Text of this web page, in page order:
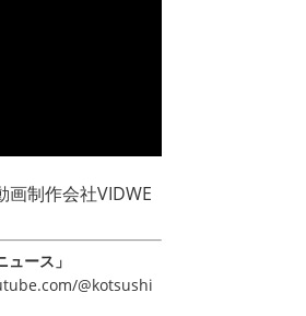
画制作会社VIDWE
ース」
@kotsushi